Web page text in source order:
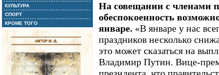
КУЛЬТУРА
СПОРТ
КРОМЕ ТОГО
На совещании с членами
обеспокоенность
январе. «В январе у нас
праздников несколько
это может сказаться на
Владимир Путин. Вице-